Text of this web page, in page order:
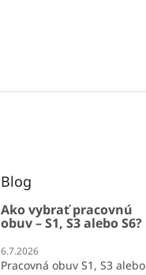
Blog
Ako vybrať pracovnú
obuv – S1, S3 alebo S6?
6.7.2026
Pracovná obuv S1, S3 alebo